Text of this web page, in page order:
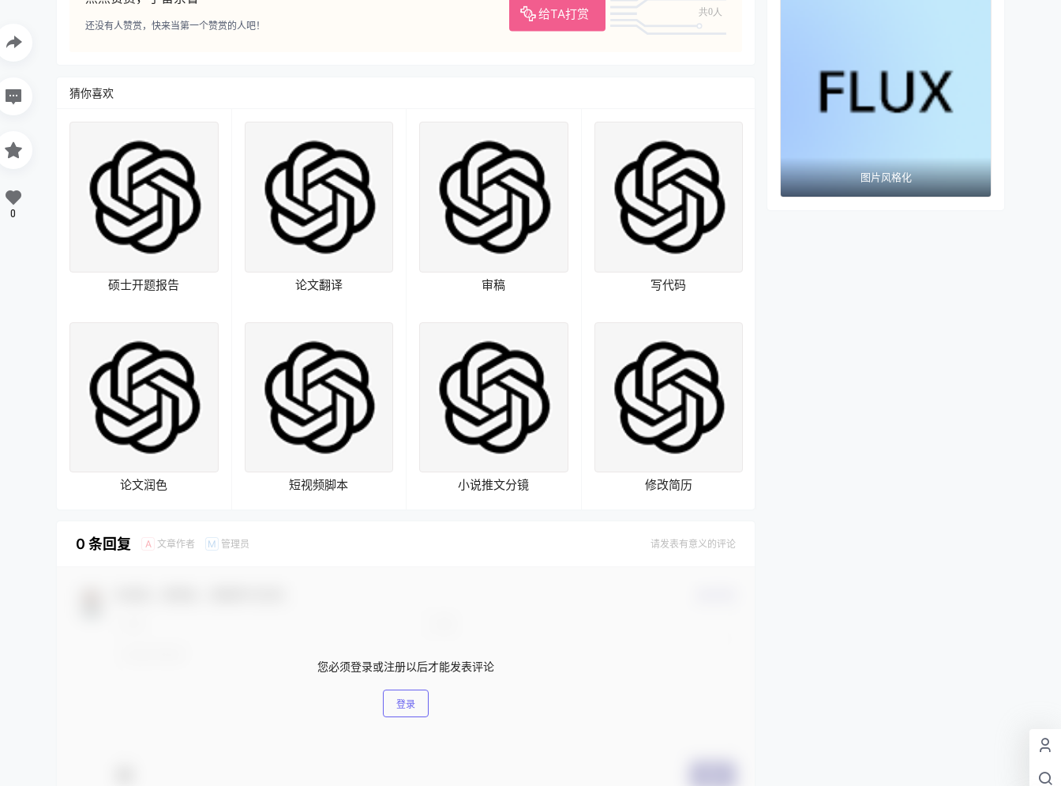
给TA打赏 共0人
还没有人赞赏，快来当第一个赞赏的人吧！
0
猜你喜欢
硕士开题报告 论文翻译 审稿 写代码
论文润色 短视频脚本 小说推文分镜 修改简历
0 条回复 A 文章作者 M 管理员 请发表有意义的评论
您必须登录或注册以后才能发表评论
登录
图片风格化